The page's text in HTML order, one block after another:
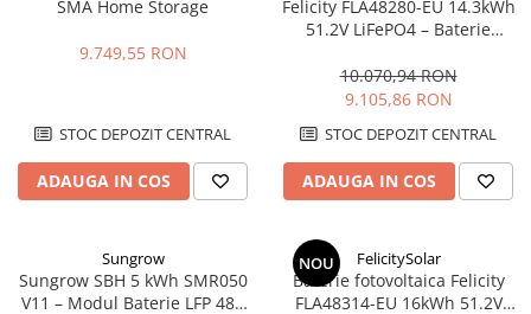
SMA Home Storage
9.749,55 RON
STOC DEPOZIT CENTRAL
ADAUGA IN COS
Felicity FLA48280-EU 14.3kWh
51.2V LiFePO4 – Baterie
Scalabilă
10.070,94 RON
9.105,86 RON
STOC DEPOZIT CENTRAL
ADAUGA IN COS
Sungrow
Sungrow SBH 5 kWh SMR050
V11 – Modul Baterie LFP 48V
NOU FelicitySolar
Baterie fotovoltaica Felicity
FLA48314-EU 16kWh 51.2V